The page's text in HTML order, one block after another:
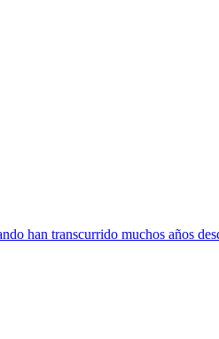
han transcurrido muchos años